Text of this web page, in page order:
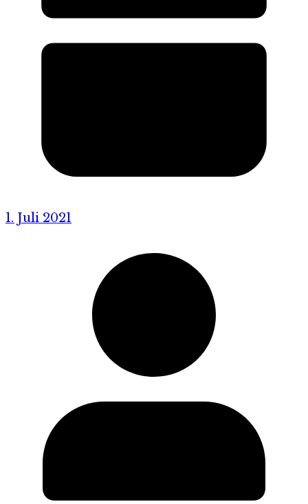
1. Juli 2021